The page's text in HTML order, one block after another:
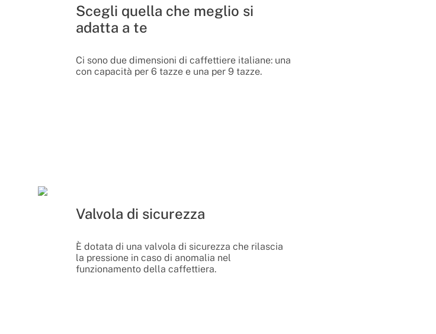
Scegli quella che meglio si
adatta a te
Ci sono due dimensioni di caffettiere italiane: una
con capacità per 6 tazze e una per 9 tazze.
Valvola di sicurezza
È dotata di una valvola di sicurezza che rilascia
la pressione in caso di anomalia nel
funzionamento della caffettiera.